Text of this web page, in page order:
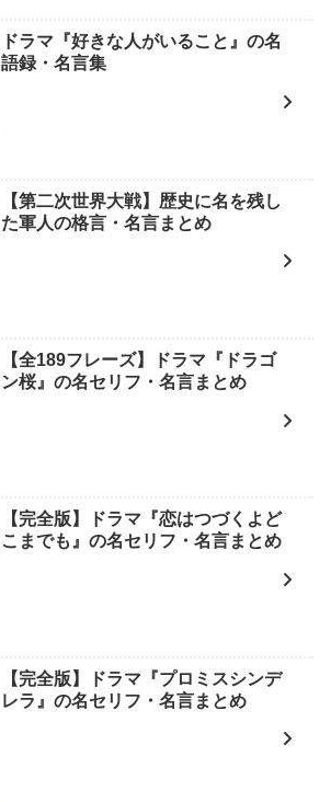
ドラマ『好きな人がいること』の名
語録・名言集
【第二次世界大戦】歴史に名を残し
た軍人の格言・名言まとめ
【全189フレーズ】ドラマ『ドラゴ
ン桜』の名セリフ・名言まとめ
【完全版】ドラマ『恋はつづくよど
こまでも』の名セリフ・名言まとめ
【完全版】ドラマ『プロミスシンデ
レラ』の名セリフ・名言まとめ